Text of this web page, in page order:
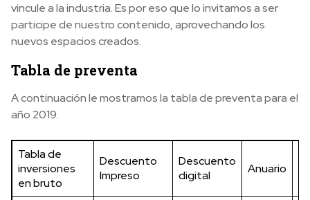
vincule a la industria. Es por eso que lo invitamos a ser
participe de nuestro contenido, aprovechando los
nuevos espacios creados.
Tabla de preventa
A continuación le mostramos la tabla de preventa para el
año 2019.
Tabla de
inversiones
en bruto
Descuento
Impreso
Descuento
digital
Anuario